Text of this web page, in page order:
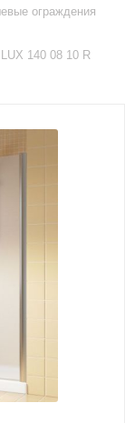
ограждения
140 08 10 R